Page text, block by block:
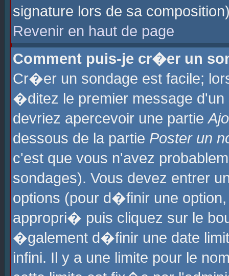
signature lors de sa
Revenir en haut de page
Comment puis-je cr�er un
Cr�er un sondage est facile;
�ditez le premier message
devriez apercevoir une partie
dessous de la partie Poster un
c'est que vous n'avez
sondages). Vous devez entrer
options (pour d�finir une
appropri� puis cliquez sur le
�galement d�finir une date
infini. Il y a une limite pour le